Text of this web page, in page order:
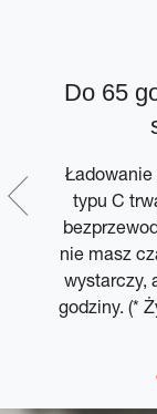
Do 65
Ładowanie
typu C
nie masz
wystarczy,
godziny. (*